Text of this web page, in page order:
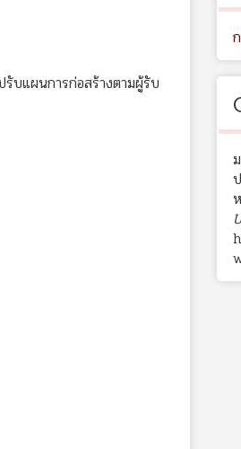
รับแผนการก่อสร้างตามผู้รับ